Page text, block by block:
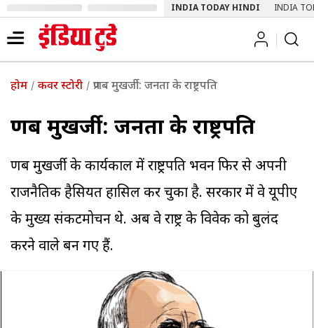
INDIA TODAY HINDI INDIA
होम कवर स्टोरी प्रणब मुखर्जी: जनता के राष्ट्रपति
प्रणब मुखर्जी: जनता के राष्ट्रपति
प्रणब मुखर्जी के कार्यकाल में राष्ट्रपति भवन फिर से अपनी
राजनैतिक हैसियत हासिल कर चुका है. सरकार में वे यूपीए
के मुख्य संकटमोचन थे. अब वे राष्ट्र के विवेक को बुलंद
करने वाले बन गए हैं.